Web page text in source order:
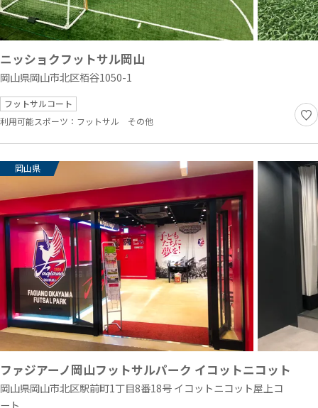
ニッショクフットサル岡山
岡山県岡山市北区栢谷1050-1
フットサルコート
利用可能スポーツ： フットサル その他
岡山県
ファジアーノ岡山フットサルパーク イコットニコット
岡山県岡山市北区駅前町1丁目8番18号 イコットニコット屋上コ
ート